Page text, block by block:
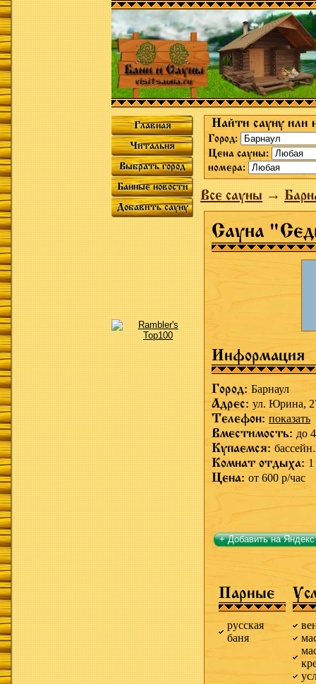
Главная
Читальня
Выбрать город
Банные новости
Добавить сауну
Найти сауну или
Город:
Цена сауны:
номера:
Все сауны→
Сауна
Информация
Город: Барнаул
Адрес: ул. Юрина,
Телефон: показать
Вместимость: до
Купаемся: бассейн.
Комнат отдыха: 1
Цена: от 600 р/час
+ Добавить на Яндекс
Парные
русская
баня